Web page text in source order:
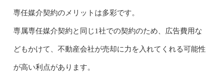
専任媒介契約のメリットは多彩です。
専属専任媒介契約と同じ1社での契約のため、広告費用な
どもかけて、不動産会社が売却に力を入れてくれる可能性
が高い利点があります。